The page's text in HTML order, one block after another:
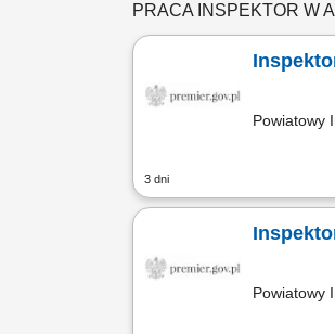
PRACA INSPEKTOR W
Powiatowy
3 dni
Powiatowy